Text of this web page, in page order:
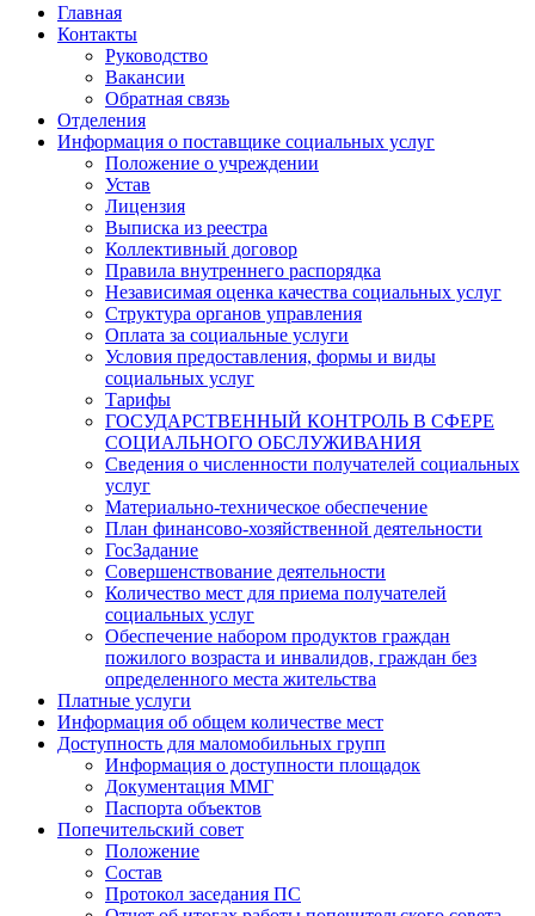
Главная
Контакты
Руководство
Вакансии
Обратная связь
Отделения
Информация о поставщике социальных услуг
Положение о учреждении
Устав
Лицензия
Выписка из реестра
Коллективный договор
Правила внутреннего распорядка
Независимая оценка качества социальных услуг
Структура органов управления
Оплата за социальные услуги
Условия предоставления, формы и виды
социальных услуг
Тарифы
ГОСУДАРСТВЕННЫЙ КОНТРОЛЬ В СФЕРЕ
СОЦИАЛЬНОГО ОБСЛУЖИВАНИЯ
Сведения о численности получателей социальных
услуг
Материально-техническое обеспечение
План финансово-хозяйственной деятельности
ГосЗадание
Совершенствование деятельности
Количество мест для приема получателей
социальных услуг
Обеспечение набором продуктов граждан
пожилого возраста и инвалидов, граждан без
определенного места жительства
Платные услуги
Информация об общем количестве мест
Доступность для маломобильных групп
Информация о доступности площадок
Документация ММГ
Паспорта объектов
Попечительский совет
Положение
Состав
Протокол заседания ПС